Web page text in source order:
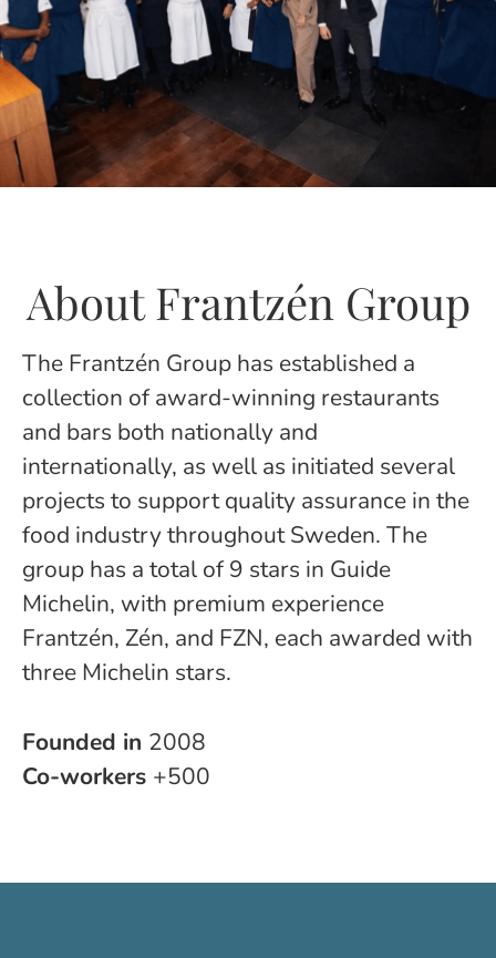
About Frantzén Group
The Frantzén Group has established a
collection of award-winning restaurants
and bars both nationally and
internationally, as well as initiated several
projects to support quality assurance in the
food industry throughout Sweden. The
group has a total of 9 stars in Guide
Michelin, with premium experience
Frantzén, Zén, and FZN, each awarded with
three Michelin stars.
Founded in 2008
Co-workers +500